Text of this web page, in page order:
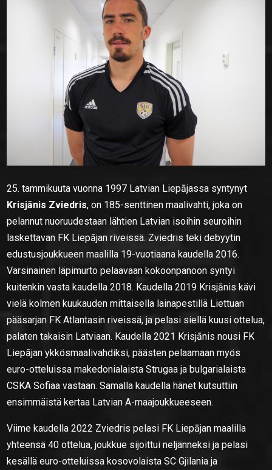
25. tammikuuta vuonna 1997 Latvian Liepājassa syntynyt
Krisjānis Zviedris, on 185-senttinen maalivahti, joka on
pelannut nuoruudestaan lähtien Latvian isoihin seuroihin
laskettavan FK Liepājan riveissä. Zviedris teki debyytin
edustusjoukkueen maalilla 19-vuotiaana kaudella 2016.
Varsinainen läpimurto pelaavaan kokoonpanoon syntyi
kuitenkin vasta kaudella 2018. Kaudella 2019 Krisjānis kävi
vielä kolmen kuukauden mittaisella lainapestillä Liettuan
pääsarjan FK Atlantasin riveissä, ja pelasi siellä kuusi ottelua,
palaten takaisin Latviaan. Kaudella 2021 Krisjānis nousi FK
Liepājan ykkösmaalivahdiksi, päästen pelaamaan myös
euro-otteluissa makedonialaista Strugaa ja bulgarialaista
CSKA Sofiaa vastaan. Samalla kaudella hänet kutsuttiin
ensimmäistä kertaa Latvian A-maajoukkueeseen.
Viime kaudella 2022 Zviedris pelasi FK Liepājan maalilla
yhteensä 40 ottelua, joukkue sijoittui neljänneksi ja pelasi
kesällä euro-otteluissa kosovolaista SC Gjilania ja